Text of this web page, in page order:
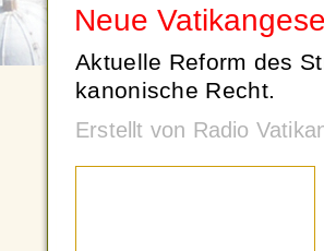
Neue
Aktuelle Reform des
kanonische Recht.
Erstellt von Radio